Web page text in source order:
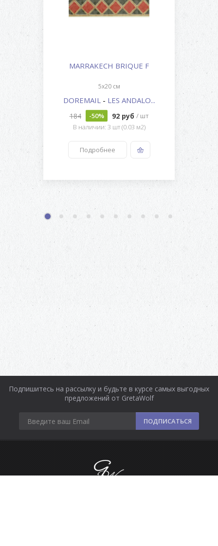
MARRAKECH BRIQUE F
5x20 см
DOREMAIL - LES ANDALO...
184 -50% 92 руб / шт
В наличии: 3 шт (0.03 м2)
Подробнее
1 2 3 4 5 6 7 8 9 10
Подпишитесь на рассылку и будьте в курсе самых выгодных
предложений от GretaWolf
ПОДПИСАТЬСЯ